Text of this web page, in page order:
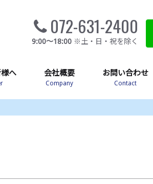
072-631-2400
9:00～18:00 ※土・日・祝を除く
へ 会社概要
Company
お問い合わせ
Contact